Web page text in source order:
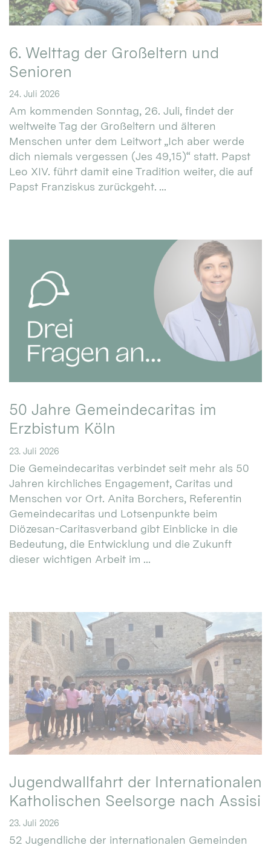
6. Welttag der Großeltern und
Senioren
24. Juli 2026
Am kommenden Sonntag, 26. Juli, findet der
weltweite Tag der Großeltern und älteren
Menschen unter dem Leitwort „Ich aber werde
dich niemals vergessen (Jes 49,15)“ statt. Papst
Leo XIV. führt damit eine Tradition weiter, die auf
Papst Franziskus zurückgeht. ...
50 Jahre Gemeindecaritas im
Erzbistum Köln
23. Juli 2026
Die Gemeindecaritas verbindet seit mehr als 50
Jahren kirchliches Engagement, Caritas und
Menschen vor Ort. Anita Borchers, Referentin
Gemeindecaritas und Lotsenpunkte beim
Diözesan-Caritasverband gibt Einblicke in die
Bedeutung, die Entwicklung und die Zukunft
dieser wichtigen Arbeit im ...
Jugendwallfahrt der Internationalen
Katholischen Seelsorge nach Assisi
23. Juli 2026
52 Jugendliche der internationalen Gemeinden